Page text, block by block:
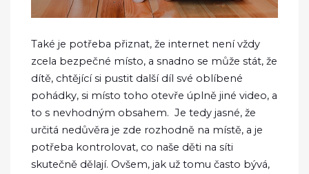
Také je potřeba přiznat, že internet není vždy
zcela bezpečné místo, a snadno se může stát, že
dítě, chtějící si pustit další díl své oblíbené
pohádky, si místo toho otevře úplně jiné video, a
to s nevhodným obsahem. Je tedy jasné, že
určitá nedůvěra je zde rozhodně na místě, a je
potřeba kontrolovat, co naše děti na síti
skutečně dělají. Ovšem, jak už tomu často bývá,